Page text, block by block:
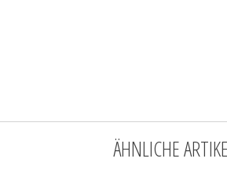
ÄHNLICHE